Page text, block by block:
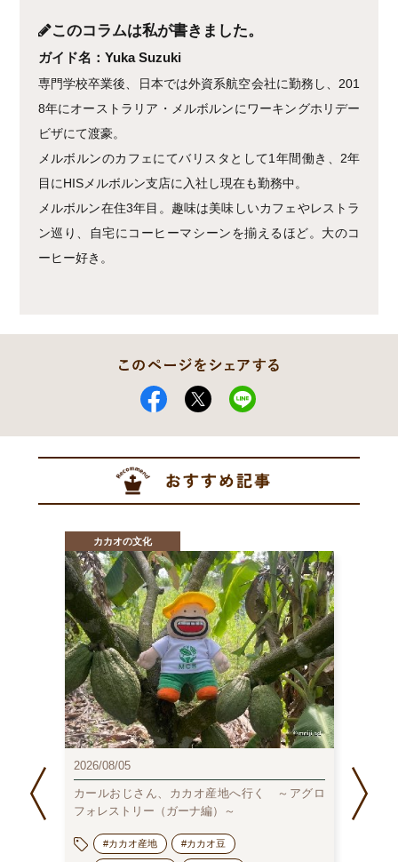
このコラムは私が書きました。
ガイド名：Yuka Suzuki
専門学校卒業後、日本では外資系航空会社に勤務し、201
8年にオーストラリア・メルボルンにワーキングホリデー
ビザにて渡豪。
メルボルンのカフェにてバリスタとして1年間働き、2年
目にHISメルボルン支店に入社し現在も勤務中。
メルボルン在住3年目。趣味は美味しいカフェやレストラ
ン巡り、自宅にコーヒーマシーンを揃えるほど。大のコ
ーヒー好き。
レー
カカオの文化
2026/08/05
カールおじさん、カカオ産地へ行く ～アグロ
フォレストリー（ガーナ編）～
#カカオ産地 #カカオ豆
は？